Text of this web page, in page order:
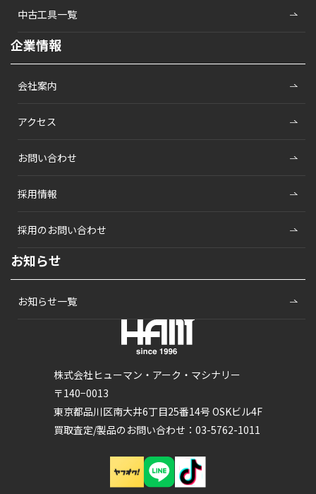
株式会社ヒューマン・アーク・マシナリー
〒140−0013
東京都品川区南大井6丁目25番14号 OSKビル4F
買取査定/製品のお問い合わせ：03-5762-1011
中古工具一覧
企業情報
会社案内
アクセス
お問い合わせ
採用情報
採用のお問い合わせ
お知らせ
お知らせ一覧